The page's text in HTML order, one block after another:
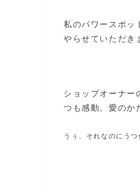
私のパワースポッ
やらせていただき
ショップオーナー
つも感動。愛のか
うぅ、それなのにうつ